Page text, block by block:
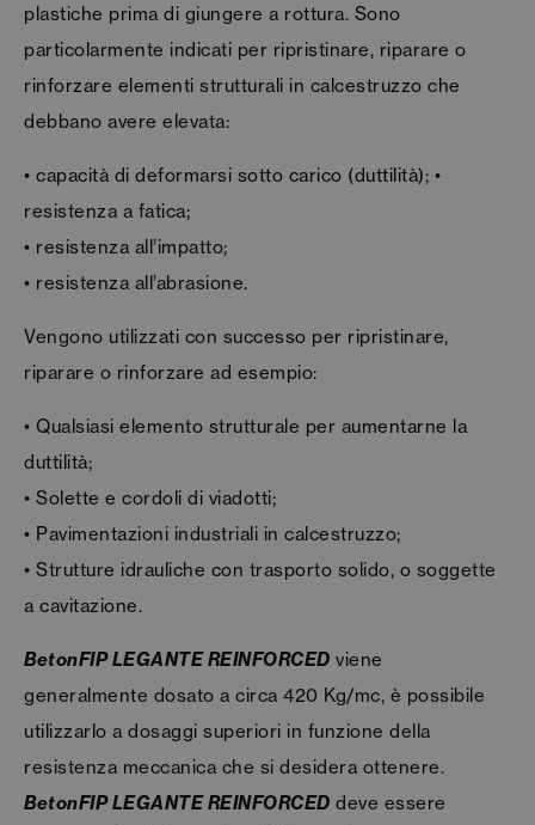
plastiche prima di giungere a rottura. Sono
particolarmente indicati per ripristinare, riparare o
rinforzare elementi strutturali in calcestruzzo che
debbano avere elevata:
• capacità di deformarsi sotto carico (duttilità); •
resistenza a fatica;
• resistenza all’impatto;
• resistenza all’abrasione.
Vengono utilizzati con successo per ripristinare,
riparare o rinforzare ad esempio:
• Qualsiasi elemento strutturale per aumentarne la
duttilità;
• Solette e cordoli di viadotti;
• Pavimentazioni industriali in calcestruzzo;
• Strutture idrauliche con trasporto solido, o soggette
a cavitazione.
BetonFIP LEGANTE REINFORCED viene
generalmente dosato a circa 420 Kg/mc, è possibile
utilizzarlo a dosaggi superiori in funzione della
resistenza meccanica che si desidera ottenere.
BetonFIP LEGANTE REINFORCED deve essere